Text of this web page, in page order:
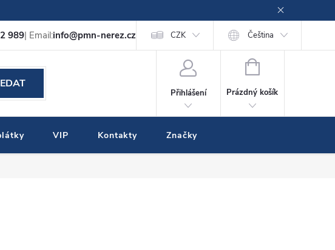
989| Email:info@pmn-nerez.cz CZK Čeština
Přihlášení
NÁKUPNÍ
Prázdný košík
VIP Kontakty Značky